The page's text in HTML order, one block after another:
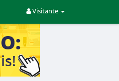
Visitante